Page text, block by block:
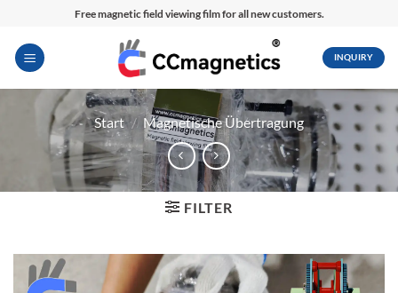
springen
Free magnetic field viewing film for all new customers.
INQUIRY
Start / Magnetische Übertragung
FILTER